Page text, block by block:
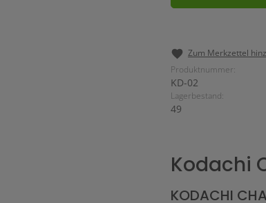
Zum Merkzettel
Produktnummer:
KD-02
Lagerbestand:
49
Kodachi
KODACHI